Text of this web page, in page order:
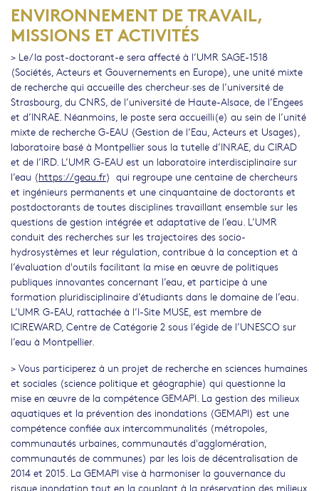
ENVIRONNEMENT DE TRAVAIL,
MISSIONS ET ACTIVITÉS
> Le/la post-doctorant-e sera affecté à l’UMR SAGE-1518
(Sociétés, Acteurs et Gouvernements en Europe), une unité mixte
de recherche qui accueille des chercheur·ses de l’université de
Strasbourg, du CNRS, de l’université de Haute-Alsace, de l’Engees
et d’INRAE. Néanmoins, le poste sera accueilli(e) au sein de l’unité
mixte de recherche G-EAU (Gestion de l’Eau, Acteurs et Usages),
laboratoire basé à Montpellier sous la tutelle d’INRAE, du CIRAD
et de l’IRD. L’UMR G-EAU est un laboratoire interdisciplinaire sur
l’eau (https://geau.fr) qui regroupe une centaine de chercheurs
et ingénieurs permanents et une cinquantaine de doctorants et
postdoctorants de toutes disciplines travaillant ensemble sur les
questions de gestion intégrée et adaptative de l’eau. L’UMR
conduit des recherches sur les trajectoires des socio-
hydrosystèmes et leur régulation, contribue à la conception et à
l’évaluation d'outils facilitant la mise en œuvre de politiques
publiques innovantes concernant l’eau, et participe à une
formation pluridisciplinaire d’étudiants dans le domaine de l’eau.
L’UMR G-EAU, rattachée à l’I-Site MUSE, est membre de
ICIREWARD, Centre de Catégorie 2 sous l’égide de l’UNESCO sur
l’eau à Montpellier.
> Vous participerez à un projet de recherche en sciences humaines
et sociales (science politique et géographie) qui questionne la
mise en œuvre de la compétence GEMAPI. La gestion des milieux
aquatiques et la prévention des inondations (GEMAPI) est une
compétence confiée aux intercommunalités (métropoles,
communautés urbaines, communautés d'agglomération,
communautés de communes) par les lois de décentralisation de
2014 et 2015. La GEMAPI vise à harmoniser la gouvernance du
risque inondation tout en la couplant à la préservation des milieux